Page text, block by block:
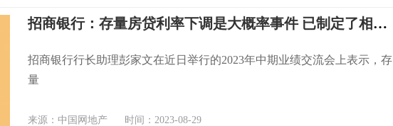
招商银行：存量房贷利率下调是大概率事件 已制定了相关预案
招商银行行长助理彭家文在近日举行的2023年中期业绩交流会上表示，存
量
来源：中国网地产 时间：2023-08-29